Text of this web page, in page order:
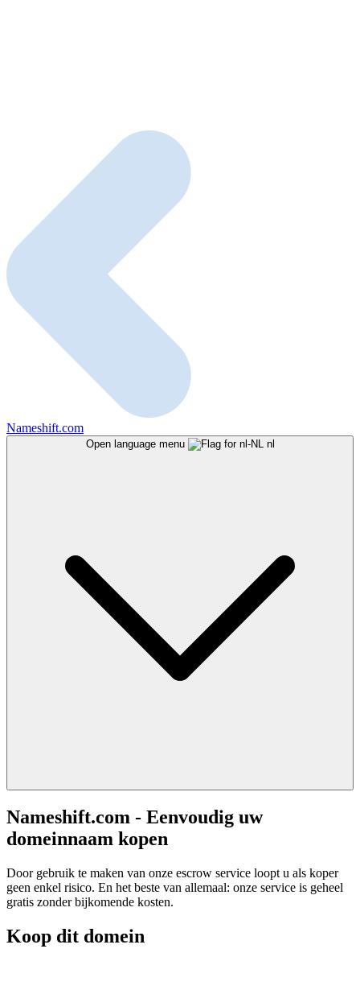
Nameshift.com
Open language menu nl
Nameshift.com - Eenvoudig uw
domeinnaam kopen
Door gebruik te maken van onze escrow service loopt u als koper
geen enkel risico. En het beste van allemaal: onze service is geheel
gratis zonder bijkomende kosten.
Koop dit domein